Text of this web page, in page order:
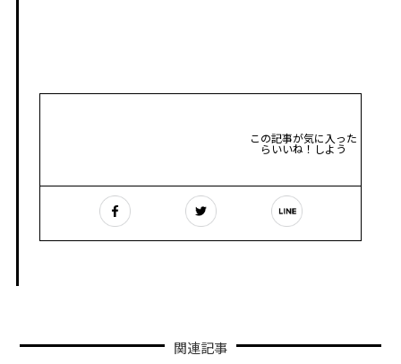
この記事が気に入った
らいいね！しよう
関連記事